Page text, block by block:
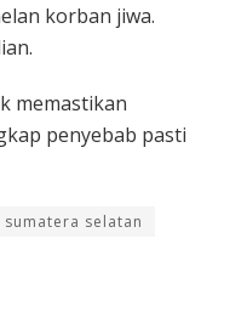
korban jiwa.
memastikan
penyebab pasti
sumatera selatan